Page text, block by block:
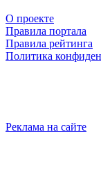
О проекте
Правила портала
Правила рейтинга
Политика
Реклама на сайте